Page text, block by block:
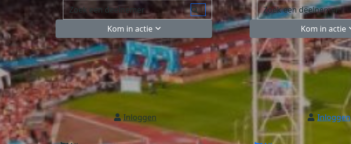
Kom in actie
Inloggen
Kom in actie
Inloggen